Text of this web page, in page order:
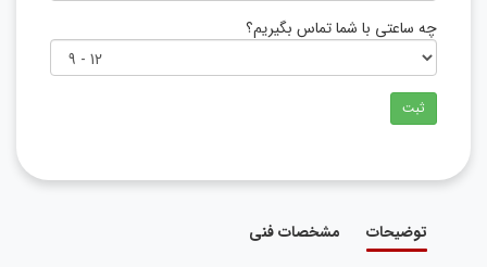
چه ساعتی با شما تماس بگیریم؟
ثبت
توضیحات مشخصات فنی